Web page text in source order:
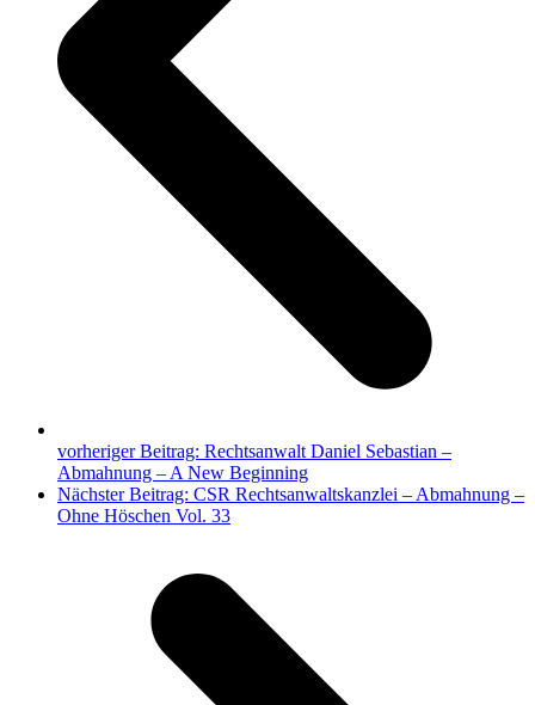
vorheriger Beitrag: Rechtsanwalt Daniel Sebastian –
Abmahnung – A New Beginning
Nächster Beitrag: CSR Rechtsanwaltskanzlei – Abmahnung –
Ohne Höschen Vol. 33